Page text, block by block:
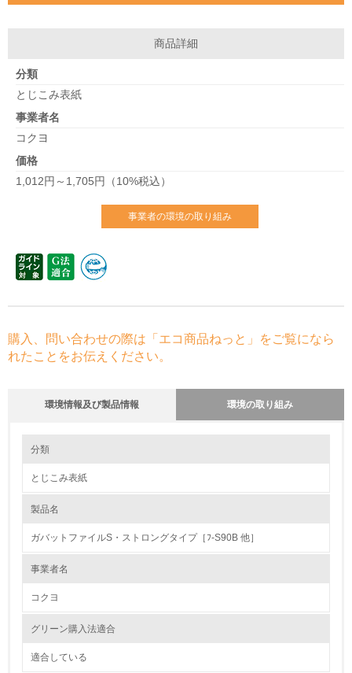
商品詳細
分類
とじこみ表紙
事業者名
コクヨ
価格
1,012円～1,705円（10%税込）
事業者の環境の取り組み
購入、問い合わせの際は「エコ商品ねっと」をご覧になら
れたことをお伝えください。
環境情報及び製品情報 環境の取り組み
1.環境取り組み体制
分類
とじこみ表紙
製品名
ガバットファイルS・ストロングタイプ［ﾌ-S90B 他］
事業者名
コクヨ
グリーン購入法適合
適合している